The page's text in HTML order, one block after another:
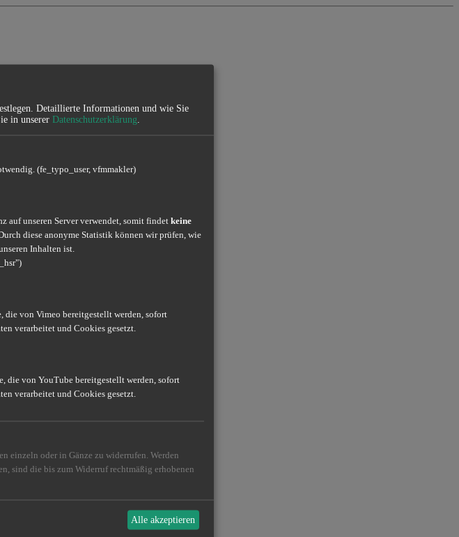
Detaillierte Informationen und wie Sie
in unserer Datenschutzerklärung
(fe_typo_user, vfmmakler)
auf unseren Server verwendet, somit findet keine
diese anonyme Statistik können wir prüfen, wie
Inhalten ist.
die von Vimeo bereitgestellt werden, sofort
verarbeitet und Cookies gesetzt.
die von YouTube bereitgestellt werden, sofort
verarbeitet und Cookies gesetzt.
einzeln oder in Gänze zu widerrufen. Werden
sind die bis zum Widerruf rechtmäßig erhobenen
Alle akzeptieren